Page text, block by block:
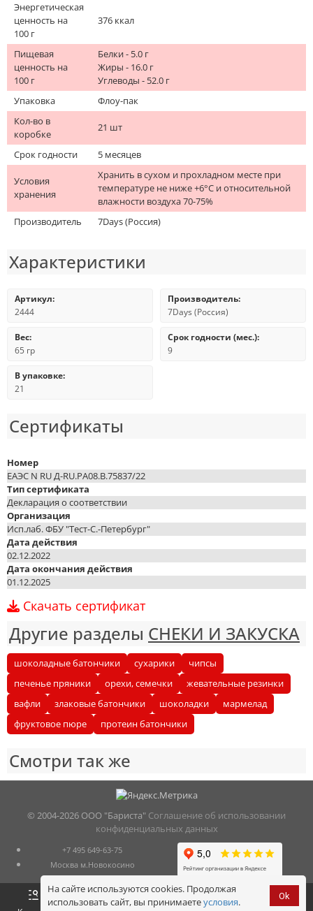
Энергетическая
ценность на
100 г
376 ккал
Пищевая
ценность на
100 г
Белки - 5.0 г
Жиры - 16.0 г
Углеводы - 52.0 г
Упаковка
Флоу-пак
Кол-во в
коробке
21 шт
Срок годности 5 месяцев
Условия
хранения
Хранить в сухом и прохладном месте при
температуре не ниже +6°С и относительной
влажности воздуха 70-75%
Производитель
7Days (Россия)
Характеристики
Артикул:
2444
Производитель:
7Days (Россия)
Вес:
65 гр
Срок годности (мес.):
9
В упаковке:
21
Сертификаты
Номер
ЕАЭС N RU Д-RU.PA08.B.75837/22
Тип сертификата
Декларация о соответствии
Организация
Исп.лаб. ФБУ "Тест-С.-Петербург"
Дата действия
02.12.2022
Дата окончания действия
01.12.2025
Скачать сертификат
Другие разделы СНЕКИ И ЗАКУСКА
шоколадные батончики сухарики
чипсы
печенье пряники
орехи, семечки
жевательные резинки
вафли
злаковые батончики шоколадки
мармелад
фруктовое пюре
протеин батончики
Смотри так же
© 2004-2026 ООО "Бариста" Соглашение об использовании
конфиденциальных данных
Оформить
+7 495 649-63-75
Москва м.Новокосино
На сайте используются cookies. Продолжая
использовать сайт, вы принимаетеусловия. Ok